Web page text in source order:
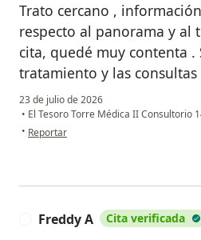
Trato cercano ,
respecto al panorama y al
cita, quedé muy contenta .
tratamiento y las consultas
23 de julio de 2026
• El Tesoro Torre Médica II Consultorio
• en opinión del usuario Carolina
Reportar
Freddy A Cita verificada